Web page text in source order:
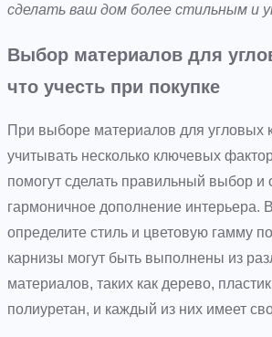
сделать ваш дом более стильным и
Выбор материалов для
что учесть при покупке
При выборе материалов для угловых
учитывать несколько ключевых
помогут сделать правильный выбор и
гармоничное дополнение интерьера.
определите стиль и цветовую гамму
карнизы могут быть выполнены из
материалов, таких как дерево,
полиуретан, и каждый из них имеет